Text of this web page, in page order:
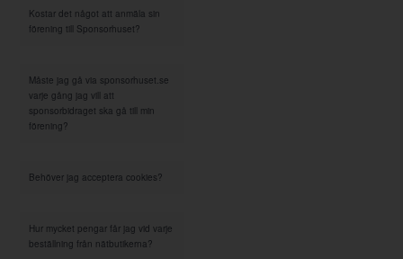
Kostar det något att anmäla sin
förening till Sponsorhuset?
Måste jag gå via sponsorhuset.se
varje gång jag vill att
sponsorbidraget ska gå till min
förening?
Behöver jag acceptera cookies?
Hur mycket pengar får jag vid varje
beställning från nätbutikerna?